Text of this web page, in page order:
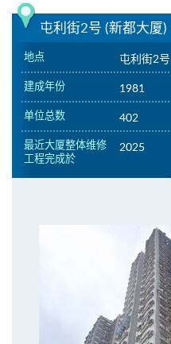
屯利街2号 (新都大厦)
地点 屯利街2号
建成年份 1981
单位总数 402
最近大厦整体维修
工程完成於
2025